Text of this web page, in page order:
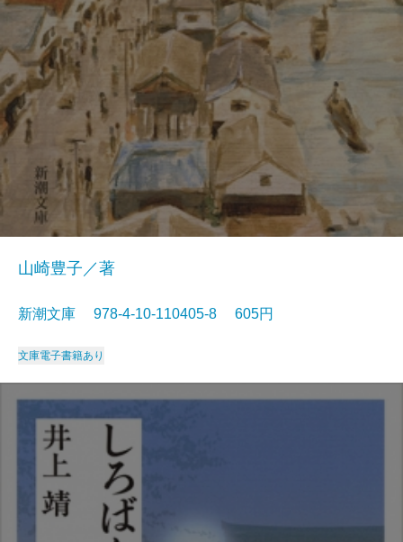
山崎豊子／著
新潮文庫 978-4-10-110405-8 605円
文庫電子書籍あり